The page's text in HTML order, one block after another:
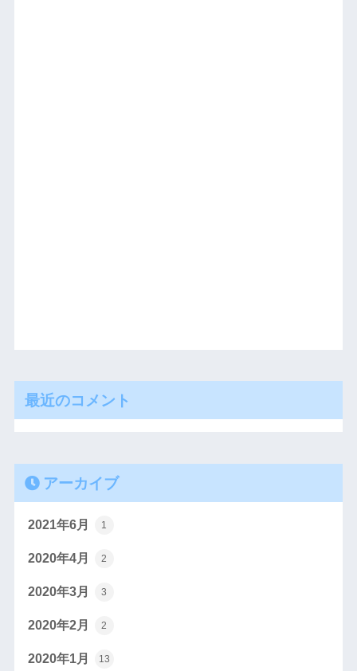
最近のコメント
アーカイブ
2021年6月 1
2020年4月 2
2020年3月 3
2020年2月 2
2020年1月 13